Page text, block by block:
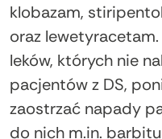
klobazam,
oraz
leków, których nie
pacjentów z DS,
zaostrzać napady
do nich m.in.